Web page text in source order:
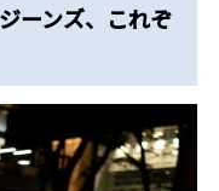
ーンズ、これぞ